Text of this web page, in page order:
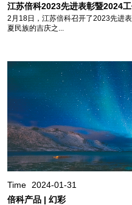
江苏倍科2023先进表彰暨2024
2月18日，江苏倍科召开了2023先进
夏民族的吉庆之...
Time
2024-01-31
倍科产品 | 幻彩